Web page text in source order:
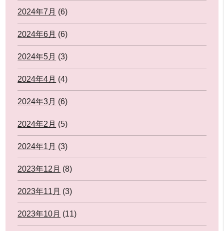
2024年7月 (6)
2024年6月 (6)
2024年5月 (3)
2024年4月 (4)
2024年3月 (6)
2024年2月 (5)
2024年1月 (3)
2023年12月 (8)
2023年11月 (3)
2023年10月 (11)